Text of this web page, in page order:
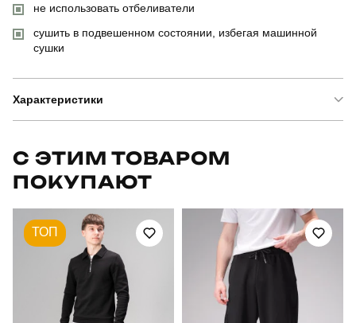
не использовать отбеливатели
сушить в подвешенном состоянии, избегая машинной
сушки
Характеристики
Артикул
для повсякденного носіння
повсякденний
С ЭТИМ ТОВАРОМ
ПОКУПАЮТ
ТОП